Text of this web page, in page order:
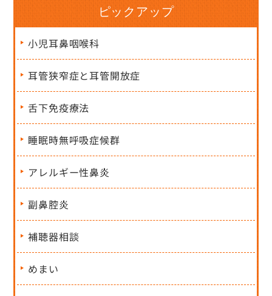
ピックアップ
小児耳鼻咽喉科
耳管狭窄症と耳管開放症
舌下免疫療法
睡眠時無呼吸症候群
アレルギー性鼻炎
副鼻腔炎
補聴器相談
めまい